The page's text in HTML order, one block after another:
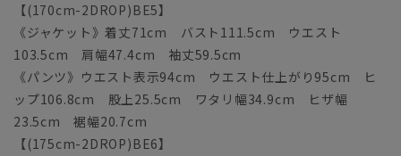
【(170cm-2DROP)BE5】
《ジャケット》着丈71cm バスト111.5cm ウエスト
103.5cm 肩幅47.4cm 袖丈59.5cm
《パンツ》ウエスト表示94cm ウエスト仕上がり95cm ヒ
ップ106.8cm 股上25.5cm ワタリ幅34.9cm ヒザ幅
23.5cm 裾幅20.7cm
【(175cm-2DROP)BE6】